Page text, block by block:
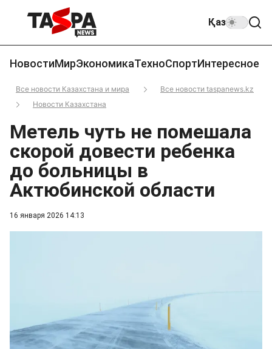
Қаз
НовостиМирЭкономикаТехноСпортИнтересное
Все новости Казахстана и мира
Все новости taspanews.kz
Новости Казахстана
16 января 2026 14:13
Метель чуть не помешала
скорой довести ребенка
до больницы в
Актюбинской области